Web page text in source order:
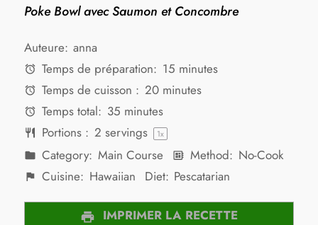
Poke Bowl avec Saumon et Concombre
Auteure: anna
Temps de préparation: 15 minutes
Temps de cuisson : 20 minutes
Temps total: 35 minutes
Portions : 2 servings 1x
Category: Main Course Method: No-Cook
Cuisine: Hawaiian Diet: Pescatarian
IMPRIMER LA RECETTE